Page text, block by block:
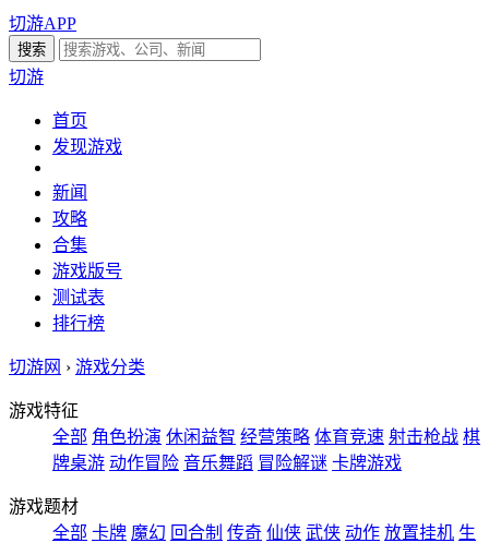
切游APP
切游
首页
发现游戏
新闻
攻略
合集
游戏版号
测试表
排行榜
切游网 › 游戏分类
游戏特征
全部 角色扮演 休闲益智 经营策略 体育竞速 射击枪战 棋
牌桌游 动作冒险 音乐舞蹈 冒险解谜 卡牌游戏
游戏题材
全部 卡牌 魔幻 回合制 传奇 仙侠 武侠 动作 放置挂机 生